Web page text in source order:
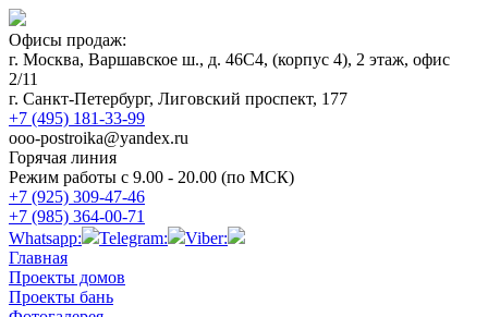
Офисы продаж:
г. Москва, Варшавское ш., д. 46С4, (корпус 4), 2 этаж, офис
2/11
г. Санкт-Петербург, Лиговский проспект, 177
+7 (495) 181-33-99
ooo-postroika@yandex.ru
Горячая линия
Режим работы с 9.00 - 20.00 (по МСК)
+7 (925) 309-47-46
+7 (985) 364-00-71
Whatsapp:
Telegram:
Viber:
Главная
Проекты домов
Проекты бань